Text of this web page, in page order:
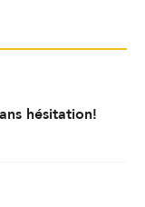
hésitation!